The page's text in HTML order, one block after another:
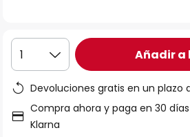
1 Añadir a
Devoluciones gratis en un plazo
Compra ahora y paga en 30
Klarna